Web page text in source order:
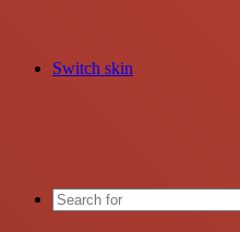
Switch skin